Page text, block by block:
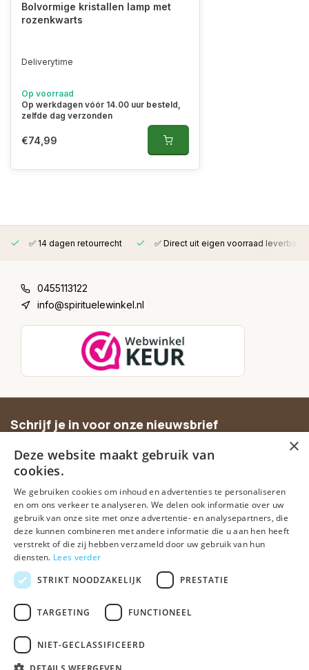
Bolvormige kristallen lamp met
rozenkwarts
Deliverytime
Op voorraad
Op werkdagen vóór 14.00 uur besteld,
zelfde dag verzonden
€74,99
✅ 14 dagen retourrecht ✅ Direct uit eigen voorraad leverbaar
0455113122
info@spirituelewinkel.nl
Schrijf je in voor onze nieuwsbrief
aanbiedingen.
Abonneer
Algemene voorwaarden Disclaimer
© Spirituele winkel • Sinds 2006 • Dé vertrouwde spirituele webshop
×
Deze website maakt gebruik van
cookies.
We gebruiken cookies om inhoud en advertenties te personaliseren
en om ons verkeer te analyseren. We delen ook informatie over uw
gebruik van onze site met onze advertentie- en analysepartners, die
deze kunnen combineren met andere informatie die u aan hen heeft
verstrekt of die zij hebben verzameld door uw gebruik van hun
diensten. Lees verder
STRIKT NOODZAKELIJK
PRESTATIE
TARGETING FUNCTIONEEL
NIET-GECLASSIFICEERD